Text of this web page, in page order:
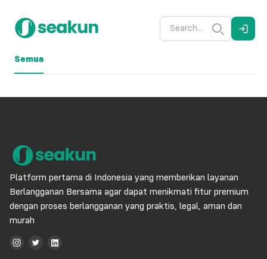
Semua
Platform pertama di Indonesia yang memberikan layanan
Berlangganan Bersama agar dapat menikmati fitur premium
dengan proses berlangganan yang praktis, legal, aman dan
murah